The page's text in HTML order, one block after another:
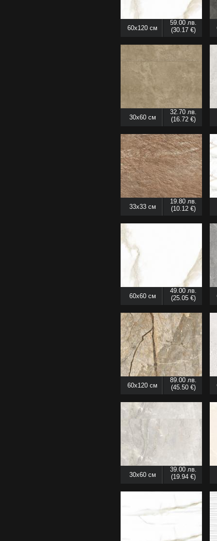
60x120 см
59.00 лв.
(30.17 €)
30x60 см
32.70 лв.
(16.72 €)
33x33 см
19.80 лв.
(10.12 €)
60x60 см
49.00 лв.
(25.05 €)
60x120 см
89.00 лв.
(45.50 €)
30x60 см
39.00 лв.
(19.94 €)